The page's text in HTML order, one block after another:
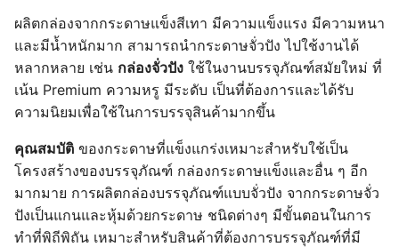
ผลิตกล่องจากกระดาษแข็งสีเทา มีความแข็งแรง มีความหนา
และมีน้ำหนักมาก สามารถนำกระดาษจั่วปัง ไปใช้งานได้
หลากหลาย เช่น กล่องจั่วปัง ใช้ในงานบรรจุภัณฑ์สมัยใหม่ ที่
เน้น Premium ความหรู มีระดับ เป็นที่ต้องการและได้รับ
ความนิยมเพื่อใช้ในการบรรจุสินค้ามากขึ้น
คุณสมบัติ ของกระดาษที่แข็งแกร่งเหมาะสำหรับใช้เป็น
โครงสร้างของบรรจุภัณฑ์ กล่องกระดาษแข็งและอื่น ๆ อีก
มากมาย การผลิตกล่องบรรจุภัณฑ์แบบจั่วปัง จากกระดาษจั่ว
ปังเป็นแกนและหุ้มด้วยกระดาษ ชนิดต่างๆ มีขั้นตอนในการ
ทำที่พิถีพิถัน เหมาะสำหรับสินค้าที่ต้องการบรรจุภัณฑ์ที่มี